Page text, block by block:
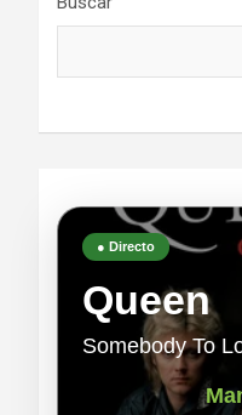
● Directo
Queen
Somebody To